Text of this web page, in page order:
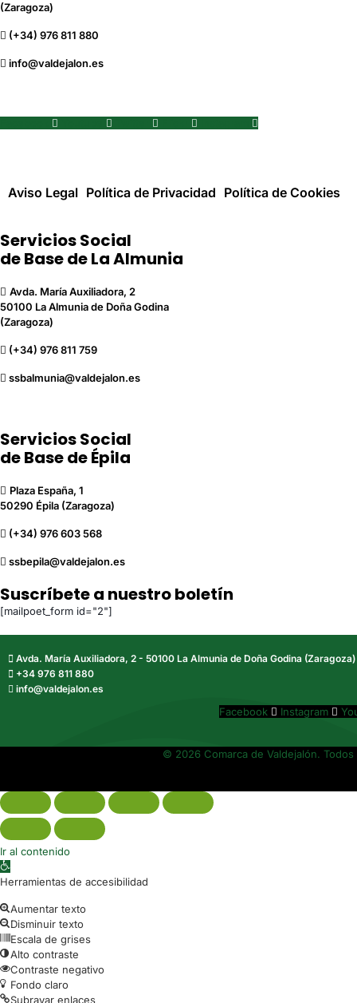
(Zaragoza)
(+34) 976 811 880
info@valdejalon.es
Aviso Legal Política de Privacidad Política de Cookies
Servicios Social
de Base de La Almunia
Avda. María Auxiliadora, 2
50100 La Almunia de Doña Godina
(Zaragoza)
(+34) 976 811 759
ssbalmunia@valdejalon.es
Servicios Social
de Base de Épila
Plaza España, 1
50290 Épila (Zaragoza)
(+34) 976 603 568
ssbepila@valdejalon.es
Suscríbete a nuestro boletín
[mailpoet_form id="2"]
Avda. María Auxiliadora, 2 - 50100 La Almunia de Doña Godina (Zaragoza)
+34 976 811 880
info@valdejalon.es
Facebook Instagram
© 2026 Comarca de Valdejalón.
Ir al contenido
Abrir barra de herramientas
Herramientas de accesibilidad
Aumentar texto
Disminuir texto
Escala de grises
Alto contraste
Contraste negativo
Fondo claro
Subrayar enlaces